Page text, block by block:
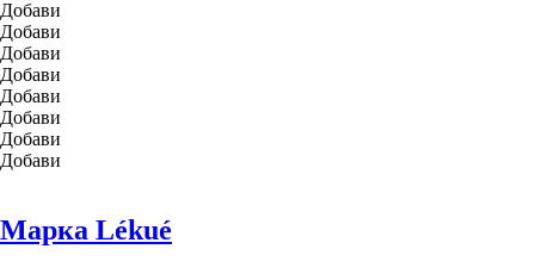
Добави
Добави
Добави
Добави
Добави
Добави
Добави
Добави
Марка Lékué